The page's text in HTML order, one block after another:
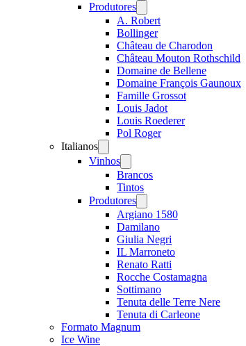
Produtores
menu
A. Robert
Bollinger
Château de Charodon
Château Mouton Rothschild
Domaine de Bellene
Domaine François Gaunoux
Famille Grossot
Louis Jadot
Louis Roederer
Pol Roger
Italianos
menu
Vinhos
menu
Brancos
Tintos
Produtores
menu
Argiano 1580
Damilano
Giulia Negri
IL Marroneto
Renato Ratti
Rocche Costamagna
Sottimano
Tenuta delle Terre Nere
Tenuta di Carleone
Formato Magnum
Ice Wine